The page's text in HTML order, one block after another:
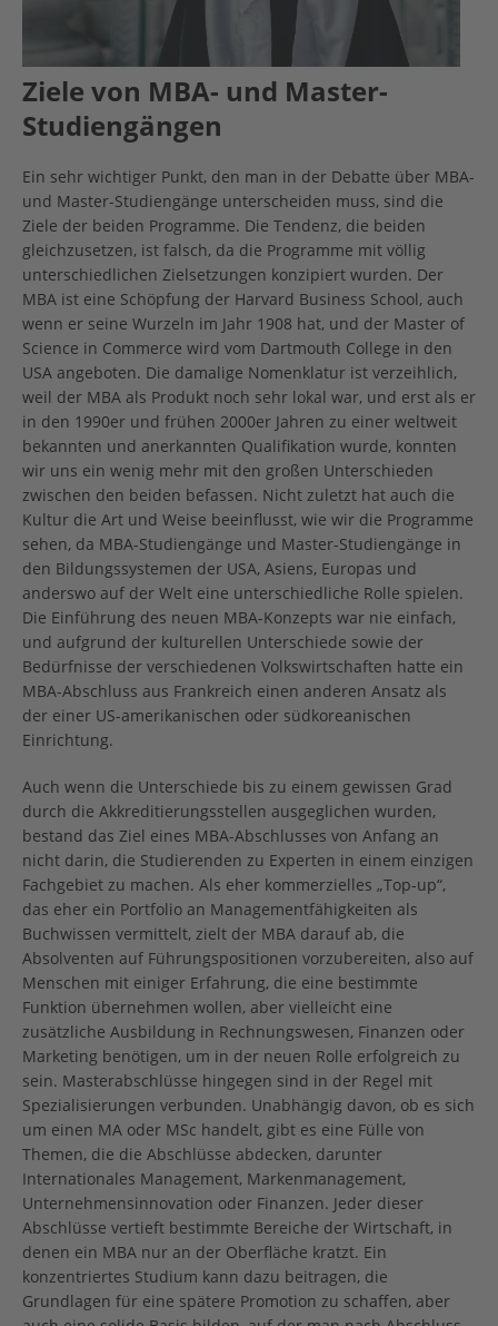
Ziele von MBA- und Master-
Studiengängen
Ein sehr wichtiger Punkt, den man in der Debatte über MBA-
und Master-Studiengänge unterscheiden muss, sind die
Ziele der beiden Programme. Die Tendenz, die beiden
gleichzusetzen, ist falsch, da die Programme mit völlig
unterschiedlichen Zielsetzungen konzipiert wurden. Der
MBA ist eine Schöpfung der Harvard Business School, auch
wenn er seine Wurzeln im Jahr 1908 hat, und der Master of
Science in Commerce wird vom Dartmouth College in den
USA angeboten. Die damalige Nomenklatur ist verzeihlich,
weil der MBA als Produkt noch sehr lokal war, und erst als er
in den 1990er und frühen 2000er Jahren zu einer weltweit
bekannten und anerkannten Qualifikation wurde, konnten
wir uns ein wenig mehr mit den großen Unterschieden
zwischen den beiden befassen. Nicht zuletzt hat auch die
Kultur die Art und Weise beeinflusst, wie wir die Programme
sehen, da MBA-Studiengänge und Master-Studiengänge in
den Bildungssystemen der USA, Asiens, Europas und
anderswo auf der Welt eine unterschiedliche Rolle spielen.
Die Einführung des neuen MBA-Konzepts war nie einfach,
und aufgrund der kulturellen Unterschiede sowie der
Bedürfnisse der verschiedenen Volkswirtschaften hatte ein
MBA-Abschluss aus Frankreich einen anderen Ansatz als
der einer US-amerikanischen oder südkoreanischen
Einrichtung.
Auch wenn die Unterschiede bis zu einem gewissen Grad
durch die Akkreditierungsstellen ausgeglichen wurden,
bestand das Ziel eines MBA-Abschlusses von Anfang an
nicht darin, die Studierenden zu Experten in einem einzigen
Fachgebiet zu machen. Als eher kommerzielles „Top-up“,
das eher ein Portfolio an Managementfähigkeiten als
Buchwissen vermittelt, zielt der MBA darauf ab, die
Absolventen auf Führungspositionen vorzubereiten, also auf
Menschen mit einiger Erfahrung, die eine bestimmte
Funktion übernehmen wollen, aber vielleicht eine
zusätzliche Ausbildung in Rechnungswesen, Finanzen oder
Marketing benötigen, um in der neuen Rolle erfolgreich zu
sein. Masterabschlüsse hingegen sind in der Regel mit
Spezialisierungen verbunden. Unabhängig davon, ob es sich
um einen MA oder MSc handelt, gibt es eine Fülle von
Themen, die die Abschlüsse abdecken, darunter
Internationales Management, Markenmanagement,
Unternehmensinnovation oder Finanzen. Jeder dieser
Abschlüsse vertieft bestimmte Bereiche der Wirtschaft, in
denen ein MBA nur an der Oberfläche kratzt. Ein
konzentriertes Studium kann dazu beitragen, die
Grundlagen für eine spätere Promotion zu schaffen, aber